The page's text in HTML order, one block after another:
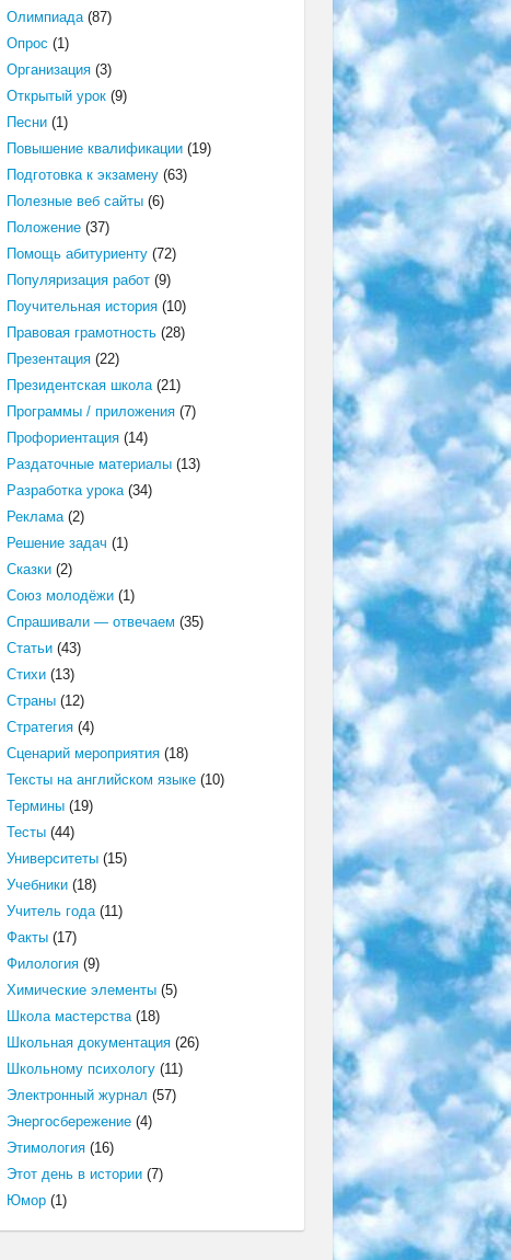
Олимпиада(87)
Опрос (1)
Организация(3)
Открытый урок(9)
Песни(1)
Повышение квалификации(19)
Подготовка к экзамену(63)
Полезные веб сайты(6)
Положение(37)
Помощь абитуриенту(72)
Популяризация работ(9)
Поучительная история(10)
Правовая грамотность(28)
Презентация(22)
Президентская школа(21)
Программы / приложения(7)
Профориентация(14)
Раздаточные материалы(13)
Разработка урока(34)
Реклама(2)
Решение задач (1)
Сказки(2)
Союз молодёжи(1)
Спрашивали — отвечаем (35)
Статьи(43)
Стихи(13)
Страны(12)
Стратегия(4)
Сценарий мероприятия(18)
Тексты на английском языке(10)
Термины(19)
Тесты(44)
Университеты(15)
Учебники(18)
Учитель года(11)
Факты(17)
Филология(9)
Химические элементы(5)
Школа мастерства(18)
Школьная документация(26)
Школьному психологу(11)
Электронный журнал (57)
Энергосбережение(4)
Этимология(16)
Этот день в истории(7)
Юмор(1)